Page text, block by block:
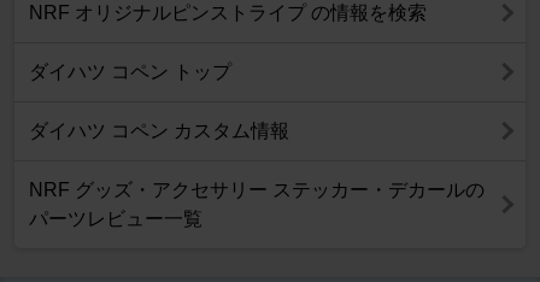
NRF オリジナルピンストライプ の情報を検索
ダイハツ コペン トップ
ダイハツ コペン カスタム情報
NRF グッズ・アクセサリー ステッカー・デカールの
パーツレビュー一覧